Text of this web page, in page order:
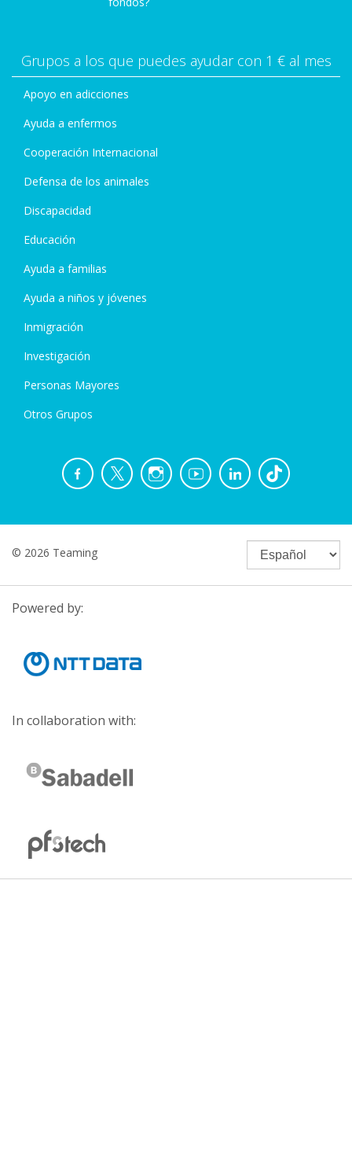
Grupos a los que puedes ayudar con 1 € al mes
Apoyo en adicciones
Ayuda a enfermos
Cooperación Internacional
Defensa de los animales
Discapacidad
Educación
Ayuda a familias
Ayuda a niños y jóvenes
Inmigración
Investigación
Personas Mayores
Otros Grupos
© 2026 Teaming
Powered by:
In collaboration with: